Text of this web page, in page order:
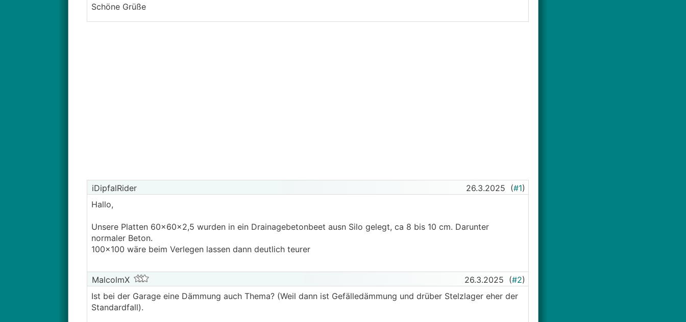
Schöne Grüße
iDipfalRider 26.3.2025 (#1)
Hallo,
Unsere Platten 60x60x2,5 wurden in ein Drainagebetonbeet ausn Silo gelegt, ca 8 bis 10 cm. Darunter
normaler Beton.
100x100 wäre beim Verlegen lassen dann deutlich teurer
MalcolmX 26.3.2025 (#2)
Ist bei der Garage eine Dämmung auch Thema? (Weil dann ist Gefälledämmung und drüber Stelzlager eher der
Standardfall).